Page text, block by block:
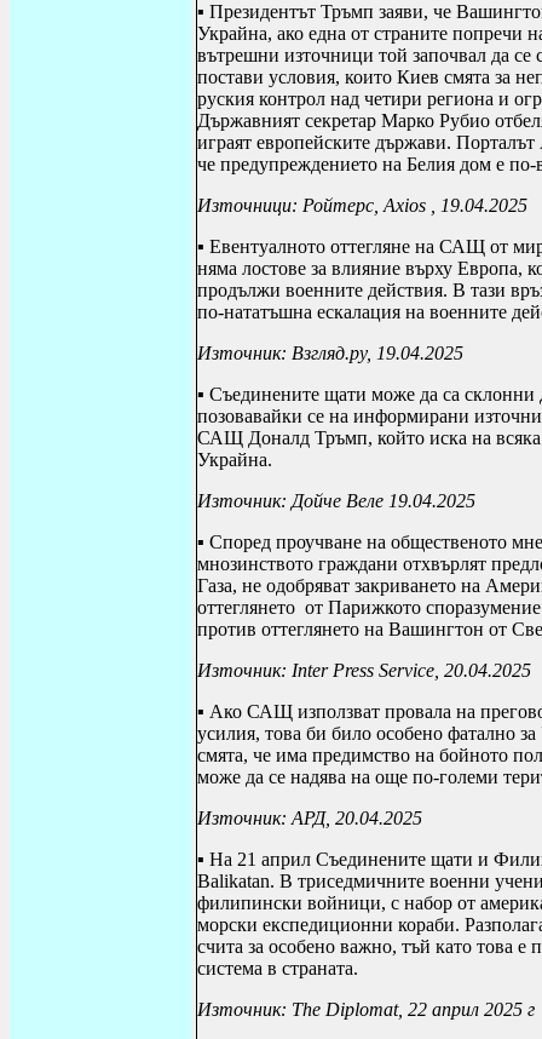
▪ Президентът Тръмп заяви, че
Украйна, ако една от страните попречи
вътрешни източници той започвал да се
постави условия, които Киев смята за
руския контрол над четири региона и
Държавният секретар Марко Рубио
играят европейските държави. Порталът
че предупреждението на Белия дом е
Източници: Ройтерс, Axios , 19.04.2025
▪ Евентуалното оттегляне на САЩ от
няма лостове за влияние върху Европа,
продължи военните действия. В тази
по-нататъшна ескалация на военните
Източник: Взгляд.ру, 19.04.2025
▪ Съединените щати може да са
позовавайки се на информирани
САЩ Доналд Тръмп, който иска на всяка
Украйна.
Източник: Дойче Веле 19.04.2025
▪ Според проучване на общественото
мнозинството граждани отхвърлят
Газа, не одобряват закриването на
оттеглянето от Парижкото
против оттеглянето на Вашингтон от
Източник: Inter Press Service , 20.04.2025
▪ Ако САЩ използват провала на
усилия, това би било особено фатално
смята, че има предимство на бойното
може да се надява на още по-големи
Източник: АРД, 20.04.2025
▪ На 21 април Съединените щати и
Balikatan. В триседмичните военни
филипински войници, с набор от
морски експедиционни кораби.
счита за особено важно, тъй като това е
система в страната.
Източник: The Diplomat, 22 април 2025 г